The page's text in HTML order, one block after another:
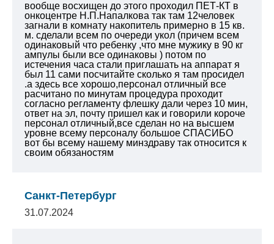
вообще восхищен до этого проходил ПЕТ-КТ в
онкоцентре Н.П.Напалкова так там 12человек
загнали в комнату накопитель примерно в 15 кв.
м. сделали всем по очереди укол (причем всем
одинаковый что ребенку ,что мне мужику в 90 кг
ампулы были все одинаковы ) потом по
истечения часа стали приглашать на аппарат я
был 11 сами посчитайте сколько я там просидел
.а здесь все хорошо,персонал отличный все
расчитано по минутам процедура проходит
согласно регламенту флешку дали через 10 мин,
ответ на эл, почту пришел как и говорили короче
персонал отличный,все сделан но на высшем
уровне всему персоналу большое СПАСИБО
вот бы всему нашему минздраву так относится к
своим обязаностям
Санкт-Петербург
31.07.2024